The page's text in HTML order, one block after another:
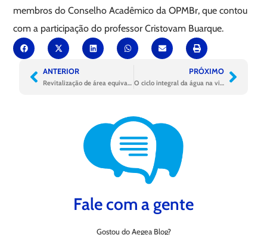
membros do Conselho Acadêmico da OPMBr, que contou
com a participação do professor Cristovam Buarque.
ANTERIOR
Revitalização de área equivalente a oito campos de futebol
PRÓXIMO
O ciclo integral da água na visão de quem faz acontecer
Fale com a gente
Gostou do Aegea Blog?